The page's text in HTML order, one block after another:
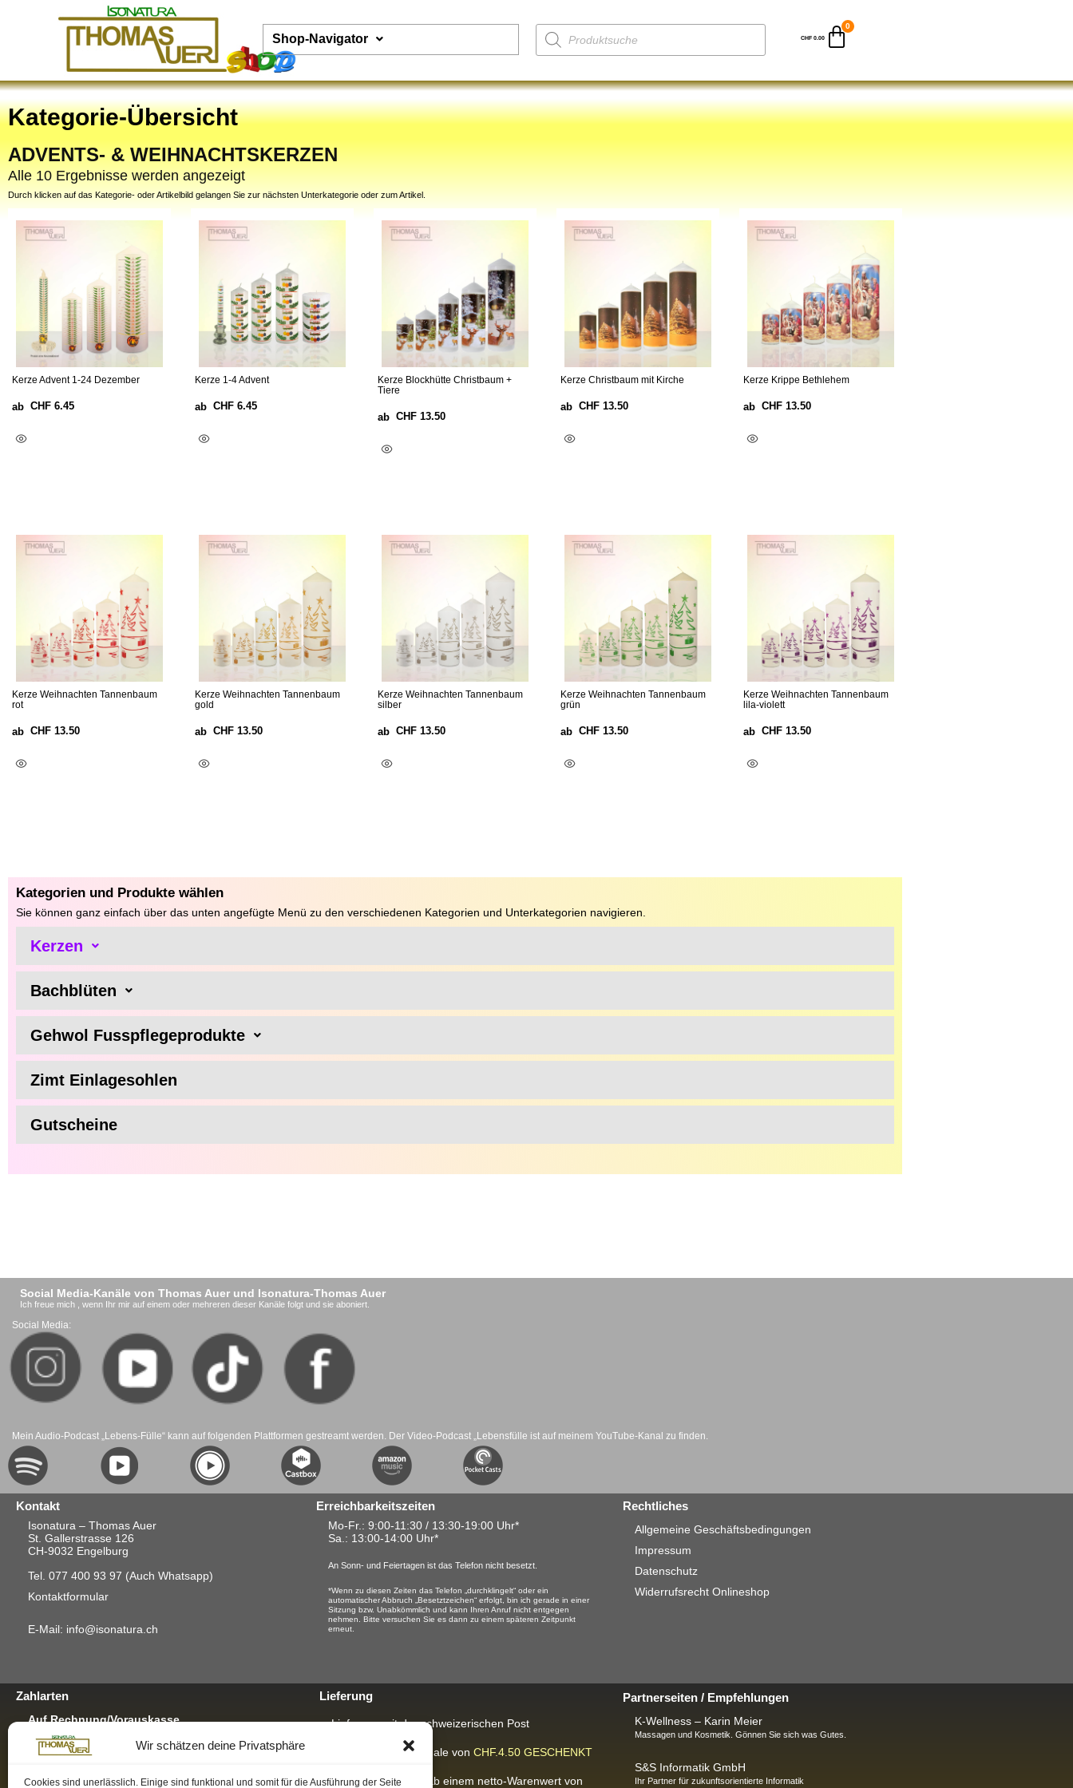
Wir schätzen deine Privatsphäre
Cookies sind unerlässlich. Einige sind funktional und somit für die Ausführung der Seite
Shop-Navigator CHF0.00
Kategorie-Übersicht
ADVENTS- & WEIHNACHTSKERZEN
Alle 10 Ergebnisse werden angezeigt
Durch klicken auf das Kategorie- oder Artikelbild gelangen Sie zur nächsten Unterkategorie oder zum Artikel.
Kerze Advent 1-24 Dezember
ab CHF 6.45
Kerze 1-4 Advent
ab CHF 6.45
Kerze Blockhütte Christbaum +
Tiere
ab CHF 13.50
Kerze Christbaum mit Kirche
ab CHF 13.50
Kerze Krippe Bethlehem
ab CHF 13.50
Kerze Weihnachten Tannenbaum
rot
ab CHF 13.50
Kerze Weihnachten Tannenbaum
gold
ab CHF 13.50
Kerze Weihnachten Tannenbaum
silber
ab CHF 13.50
Kerze Weihnachten Tannenbaum
grün
ab CHF 13.50
Kerze Weihnachten Tannenbaum
lila-violett
ab CHF 13.50
Kategorien und Produkte wählen
Sie können ganz einfach über das unten angefügte Menü zu den verschiedenen Kategorien und Unterkategorien navigieren.
Kerzen
Bachblüten
Gehwol Fusspflegeprodukte
Zimt Einlagesohlen
Gutscheine
Social Media-Kanäle von Thomas Auer und Isonatura-Thomas Auer
Ich freue mich , wenn Ihr mir auf einem oder mehreren dieser Kanäle folgt und sie aboniert.
Social Media:
Mein Audio-Podcast „Lebens-Fülle“ kann auf folgenden Plattformen gestreamt werden. Der Video-Podcast „Lebensfülle ist auf meinem YouTube-Kanal zu finden.
Kontakt
Isonatura – Thomas Auer
St. Gallerstrasse 126
CH-9032 Engelburg
Tel. 077 400 93 97 (Auch Whatsapp)
Kontaktformular
E-Mail: info@isonatura.ch
Erreichbarkeitszeiten
Mo-Fr.: 9:00-11:30 / 13:30-19:00 Uhr*
Sa. : 13:00-14:00 Uhr*
An Sonn- und Feiertagen ist das Telefon nicht besetzt.
*Wenn zu diesen Zeiten das Telefon „durchklingelt“ oder ein
automatischer Abbruch „Besetztzeichen“ erfolgt, bin ich gerade in einer
Sitzung bzw. Unabkömmlich und kann Ihren Anruf nicht entgegen
nehmen. Bitte versuchen Sie es dann zu einem späteren Zeitpunkt
erneut.
Rechtliches
Allgemeine Geschäftsbedingungen
Impressum
Datenschutz
Widerrufsrecht Onlineshop
Zahlarten
Auf Rechnung/Vorauskasse
Postschalter-Zahlung.
Für mehr Infos hier klicken
Per TWINT
Lieferung
Lieferung mit der schweizerischen Post
Verpackungspauschale von CHF.4.50 GESCHENKT
GRATIS-Lieferung
ab einem netto-Warenwert von
Partnerseiten / Empfehlungen
K-Wellness – Karin Meier
Massagen und Kosmetik. Gönnen Sie sich was Gutes.
S&S Informatik GmbH
Ihr Partner für zukunftsorientierte Informatik